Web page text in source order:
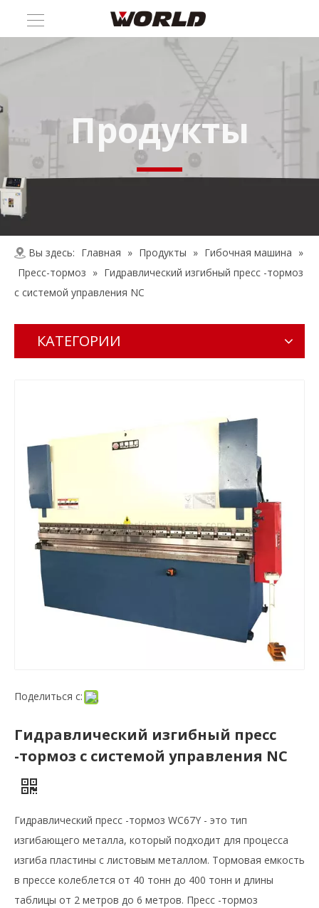
Продукты
Вы здесь: Главная » Продукты » Гибочная машина »
Пресс-тормоз » Гидравлический изгибный пресс -тормоз
с системой управления NC
КАТЕГОРИИ
Поделиться с:
Гидравлический изгибный пресс
-тормоз с системой управления NC
Гидравлический пресс -тормоз WC67Y - это тип
изгибающего металла, который подходит для процесса
изгиба пластины с листовым металлом. Тормовая емкость
в прессе колеблется от 40 тонн до 400 тонн и длины
таблицы от 2 метров до 6 метров. Пресс -тормоз